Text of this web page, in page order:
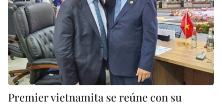
Premier vietnamita se reúne con su